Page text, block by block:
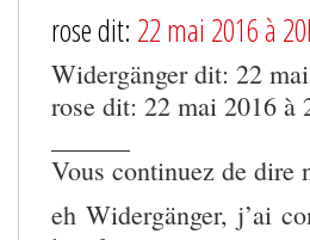
rose dit: 22 mai 2016 à
Widergänger dit: 22
rose dit: 22 mai 2016 à
Vous continuez de
eh Widergänger, j’ai